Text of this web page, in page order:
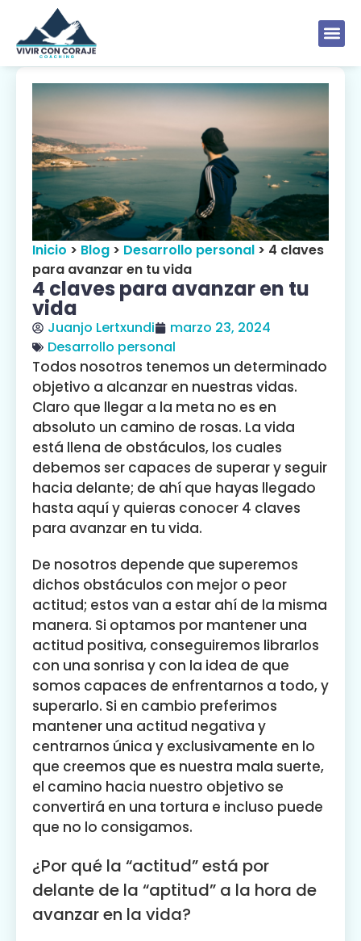
Inicio > Blog > Desarrollo personal > 4 claves
para avanzar en tu vida
4 claves para avanzar en tu
vida
Juanjo Lertxundi
marzo 23, 2024
Desarrollo personal
Todos nosotros tenemos un determinado
objetivo a alcanzar en nuestras vidas.
Claro que llegar a la meta no es en
absoluto un camino de rosas. La vida
está llena de obstáculos, los cuales
debemos ser capaces de superar y seguir
hacia delante; de ahí que hayas llegado
hasta aquí y quieras conocer 4 claves
para avanzar en tu vida.
De nosotros depende que superemos
dichos obstáculos con mejor o peor
actitud; estos van a estar ahí de la misma
manera. Si optamos por mantener una
actitud positiva, conseguiremos librarlos
con una sonrisa y con la idea de que
somos capaces de enfrentarnos a todo, y
superarlo. Si en cambio preferimos
mantener una actitud negativa y
centrarnos única y exclusivamente en lo
que creemos que es nuestra mala suerte,
el camino hacia nuestro objetivo se
convertirá en una tortura e incluso puede
que no lo consigamos.
¿Por qué la “actitud” está por
delante de la “aptitud” a la hora de
avanzar en la vida?